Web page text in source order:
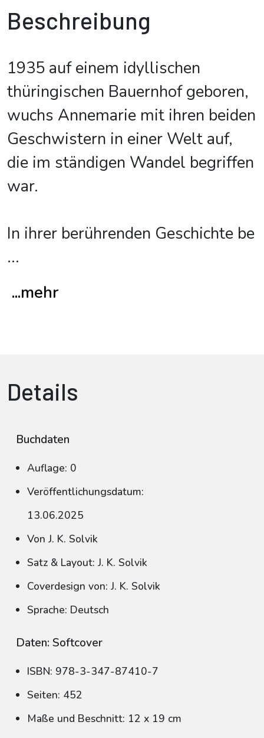
Beschreibung
1935 auf einem idyllischen
thüringischen Bauernhof geboren,
wuchs Annemarie mit ihren beiden
Geschwistern in einer Welt auf,
die im ständigen Wandel begriffen
war.
In ihrer berührenden Geschichte be
...
...mehr
Details
Buchdaten
Auflage: 0
Veröffentlichungsdatum:
13.06.2025
Von J. K. Solvik
Satz & Layout: J. K. Solvik
Coverdesign von: J. K. Solvik
Sprache: Deutsch
Daten: Softcover
ISBN: 978-3-347-87410-7
Seiten: 452
Maße und Beschnitt: 12 x 19 cm